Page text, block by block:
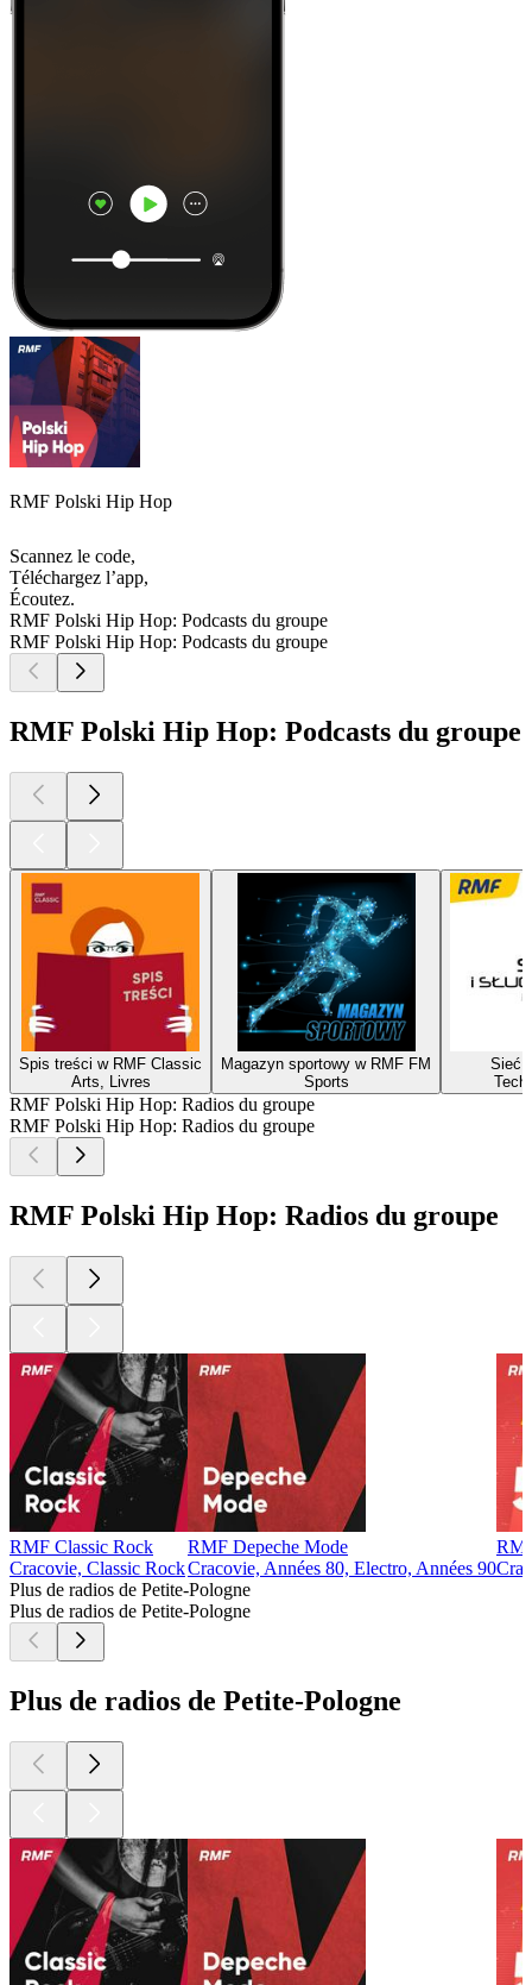
RMF Polski Hip Hop
Scannez le code,
Téléchargez l’app,
Écoutez.
RMF Polski Hip Hop: Podcasts du groupe
RMF Polski Hip Hop: Podcasts du groupe
RMF Polski Hip Hop: Podcasts du groupe
Spis treści w RMF Classic
Arts, Livres
Magazyn sportowy w RMF FM
Sports
Sieć i
RMF Polski Hip Hop: Radios du groupe
RMF Polski Hip Hop: Radios du groupe
RMF Polski Hip Hop: Radios du groupe
RMF Classic Rock
Cracovie, Classic Rock
RMF Depeche Mode
Cracovie, Années 80, Electro, Années 90
Plus de radios de Petite-Pologne
Plus de radios de Petite-Pologne
Plus de radios de Petite-Pologne